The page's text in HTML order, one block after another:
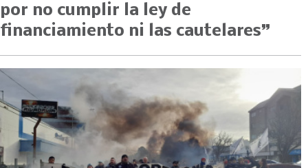
por no cumplir la ley de
financiamiento ni las cautelares”